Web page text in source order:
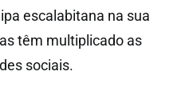
escalabitana na sua
têm multiplicado as
sociais.